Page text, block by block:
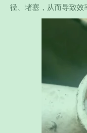
径、堵塞，从而导致效